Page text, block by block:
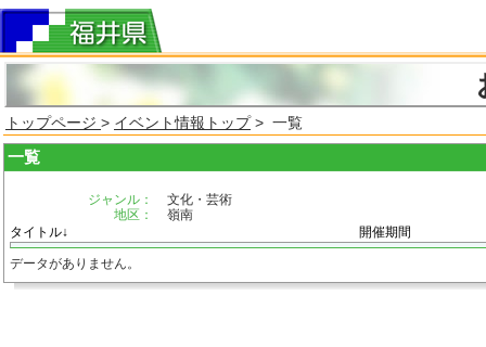
トップページ > イベント情報トップ> 一覧
一覧
ジャンル：
文化・芸術
地区：
嶺南
タイトル↓
開催期間
データがありません。